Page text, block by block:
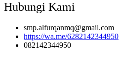
Hubungi Kami
smp.alfurqanmq@gmail.com
https://wa.me/6282142344950
082142344950